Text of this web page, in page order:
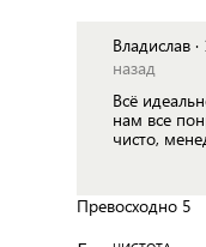
Владислав ·
назад
Всё
нам все
чисто,
Превосходно 5